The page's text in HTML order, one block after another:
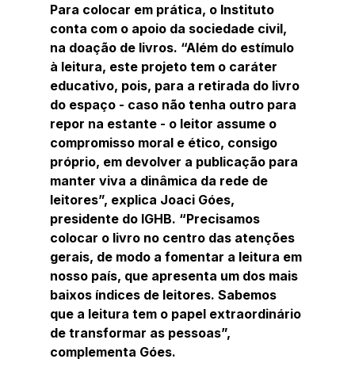
Para colocar em prática, o Instituto
conta com o apoio da sociedade civil,
na doação de livros. “Além do estímulo
à leitura, este projeto tem o caráter
educativo, pois, para a retirada do livro
do espaço - caso não tenha outro para
repor na estante - o leitor assume o
compromisso moral e ético, consigo
próprio, em devolver a publicação para
manter viva a dinâmica da rede de
leitores”, explica Joaci Góes,
presidente do IGHB. “Precisamos
colocar o livro no centro das atenções
gerais, de modo a fomentar a leitura em
nosso país, que apresenta um dos mais
baixos índices de leitores. Sabemos
que a leitura tem o papel extraordinário
de transformar as pessoas”,
complementa Góes.